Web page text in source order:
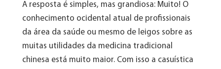
A resposta é simples, mas grandiosa: Muito! O
conhecimento ocidental atual de profissionais
da área da saúde ou mesmo de leigos sobre as
muitas utilidades da medicina tradicional
chinesa está muito maior. Com isso a casuística